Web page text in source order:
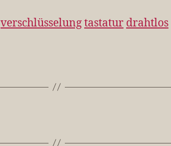
verschlüsselungtastatur drahtlos